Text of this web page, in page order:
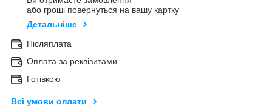
або гроші повернуться на вашу картку
Детальніше
Післяплата
Оплата за реквізитами
Готівкою
Всі умови оплати